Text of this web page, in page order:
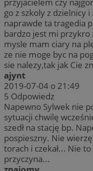
go z szkoly z dzielnicy
naprawde ta tragedia
bardzo jest mi przykro
mysle mam ciary na
ze nie moge byc na
sie nalezy,tak jak Cie
ajynt
2019-07-04 o 21:49
5 Odpowiedz
Napewno Sylwek nie
sytuacji chwilę
szedł na stację bp.
pospieszny. Nie
torach i czekał... Nie
przyczyna...